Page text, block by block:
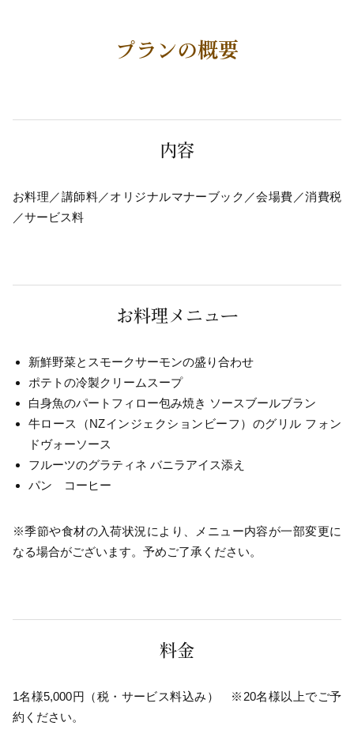
プランの概要
内容
お料理／講師料／オリジナルマナーブック／会場費／消費税
／サービス料
お料理メニュー
新鮮野菜とスモークサーモンの盛り合わせ
ポテトの冷製クリームスープ
白身魚のパートフィロー包み焼き ソースブールブラン
牛ロース（NZインジェクションビーフ）のグリル フォン
ドヴォーソース
フルーツのグラティネ バニラアイス添え
パン コーヒー
※季節や食材の入荷状況により、メニュー内容が一部変更に
なる場合がございます。予めご了承ください。
料金
1名様5,000円（税・サービス料込み） ※20名様以上でご予
約ください。